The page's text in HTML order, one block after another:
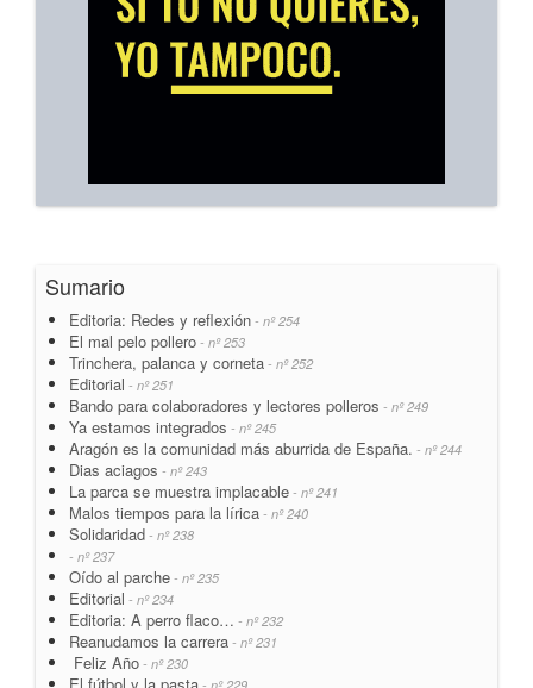
Sumario
Editoria: Redes y reflexión - nº 254
El mal pelo pollero - nº 253
Trinchera, palanca y corneta - nº 252
Editorial - nº 251
Bando para colaboradores y lectores polleros - nº 249
Ya estamos integrados - nº 245
Aragón es la comunidad más aburrida de España. - nº 244
Dias aciagos - nº 243
La parca se muestra implacable - nº 241
Malos tiempos para la lírica - nº 240
Solidaridad - nº 238
- nº 237
Oído al parche - nº 235
Editorial - nº 234
Editoria: A perro flaco… - nº 232
Reanudamos la carrera - nº 231
Feliz Año - nº 230